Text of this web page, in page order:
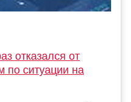
отказался от
по ситуации на